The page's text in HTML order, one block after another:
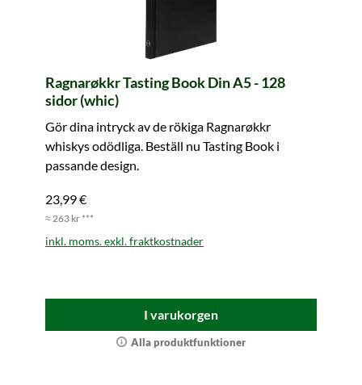
Ragnarøkkr Tasting Book Din A5 - 128
sidor (whic)
Gör dina intryck av de rökiga Ragnarøkkr
whiskys odödliga. Beställ nu Tasting Book i
passande design.
23,99 €
≈ 263 kr ***
inkl. moms. exkl. fraktkostnader
I varukorgen
Alla produktfunktioner